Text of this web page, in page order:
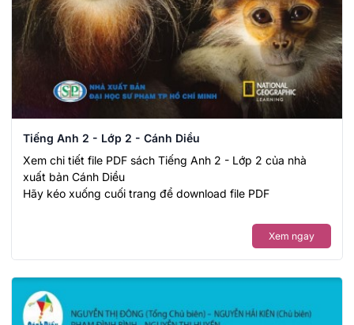
Tiếng Anh 2 - Lớp 2 - Cánh Diều
Xem chi tiết file PDF sách Tiếng Anh 2 - Lớp 2 của nhà
xuất bản Cánh Diều
Hãy kéo xuống cuối trang để download file PDF
Xem ngay